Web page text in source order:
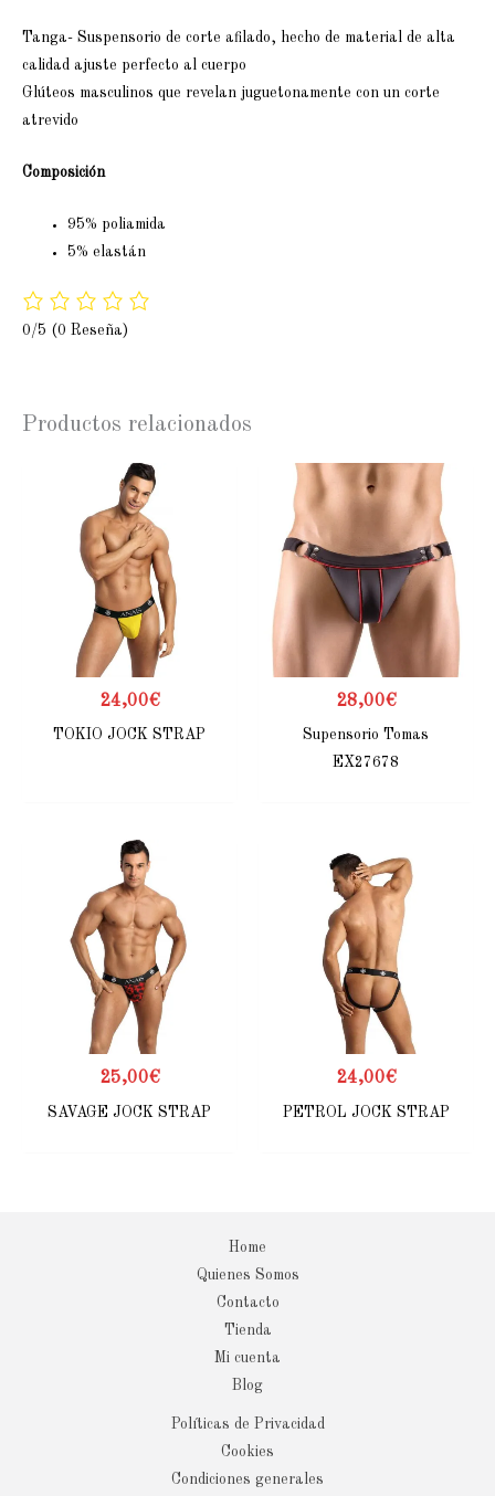
Tanga- Suspensorio de corte afilado, hecho de material de alta
calidad ajuste perfecto al cuerpo
Glúteos masculinos que revelan juguetonamente con un corte
atrevido
Composición
95% poliamida
5% elastán
0/5 (0 Reseña)
Productos relacionados
24,00€
TOKIO JOCK STRAP
28,00€
Supensorio Tomas
EX27678
25,00€
SAVAGE JOCK STRAP
24,00€
PETROL JOCK STRAP
Home
Quienes Somos
Contacto
Tienda
Mi cuenta
Blog
Políticas de Privacidad
Cookies
Condiciones generales